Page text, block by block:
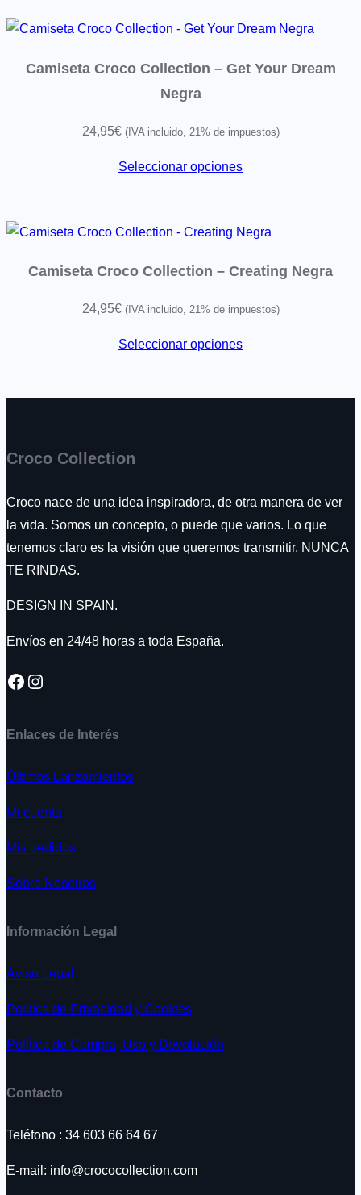
Camiseta Croco Collection – Get Your Dream
Negra
24,95€ (IVA incluido, 21% de impuestos)
Seleccionar opciones
Camiseta Croco Collection – Creating Negra
24,95€ (IVA incluido, 21% de impuestos)
Seleccionar opciones
Croco Collection
Croco nace de una idea inspiradora, de otra manera de ver
la vida. Somos un concepto, o puede que varios. Lo que
tenemos claro es la visión que queremos transmitir. NUNCA
TE RINDAS.
DESIGN IN SPAIN.
Envíos en 24/48 horas a toda España.
Facebook Instagram
Enlaces de Interés
Últimos Lanzamientos
Mi cuenta
Mis pedidos
Sobre Nosotros
Información Legal
Aviso Legal
Política de Privacidad y Cookies
Política de Compra, Uso y Devolución
Contacto
Teléfono : 34 603 66 64 67
E-mail: info@crococollection.com